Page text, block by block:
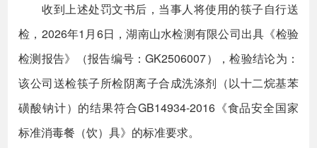
收到上述处罚文书后，当事人将使用的筷子自行送
检，2026年1月6日，湖南山水检测有限公司出具《检验
检测报告》（报告编号：GK2506007），检验结论为：
该公司送检筷子所检阴离子合成洗涤剂（以十二烷基苯
磺酸钠计）的结果符合GB14934-2016《食品安全国家
标准消毒餐（饮）具》的标准要求。